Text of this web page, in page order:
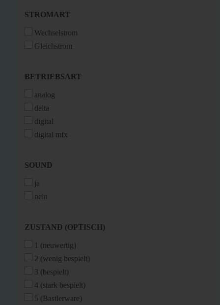
STROMART
STROMART
Wechselstrom
Gleichstrom
BETRIEBSART
BETRIEBSART
analog
delta
digital
digital mfx
SOUND
SOUND
ja
nein
ZUSTAND
ZUSTAND (OPTISCH)
1 (neuwertig)
2 (wenig bespielt)
3 (bespielt)
4 (stark bespielt)
5 (Bastlerware)